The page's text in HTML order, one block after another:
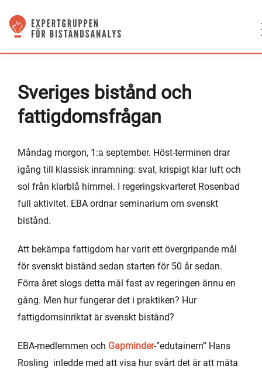
Sveriges bistånd och
fattigdomsfrågan
Måndag morgon, 1:a september. Höst-terminen drar
igång till klassisk inramning: sval, krispigt klar luft och
sol från klarblå himmel. I regeringskvarteret Rosenbad
full aktivitet. EBA ordnar seminarium om svenskt
bistånd.
Att bekämpa fattigdom har varit ett övergripande mål
för svenskt bistånd sedan starten för 50 år sedan.
Förra året slogs detta mål fast av regeringen ännu en
gång. Men hur fungerar det i praktiken? Hur
fattigdomsinriktat är svenskt bistånd?
EBA-medlemmen och Gapminder-”edutainern” Hans
Rosling inledde med att visa hur svårt det är att mäta